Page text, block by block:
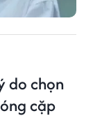
do chọn
cặp